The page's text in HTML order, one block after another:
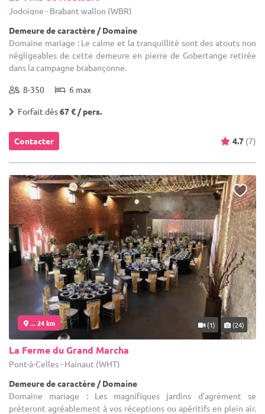
Jodoigne - Brabant wallon (WBR)
Demeure de caractère / Domaine
Domaine mariage : Le calme et la tranquillité sont des atouts non
négligeables de cette demeure en pierre de Gobertange retirée
dans la campagne brabançonne.
8-350 6 max
Forfait dès67 € / pers.
Contacter 4.7 (7)
... 24 km (1) (24)
La Ferme du Grand Marcha
Pont-à-Celles - Hainaut (WHT)
Demeure de caractère / Domaine
Domaine mariage : Les magnifiques jardins d’agrément se
prêteront agréablement à vos réceptions ou apéritifs en plein air.